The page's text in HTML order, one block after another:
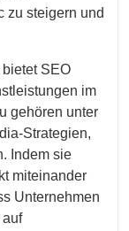
zu steigern und
SEO
im
gehören unter
Strategien,
Indem sie
miteinander
Unternehmen